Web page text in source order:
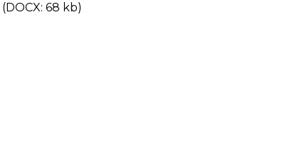
(DOCX: 68 kb)